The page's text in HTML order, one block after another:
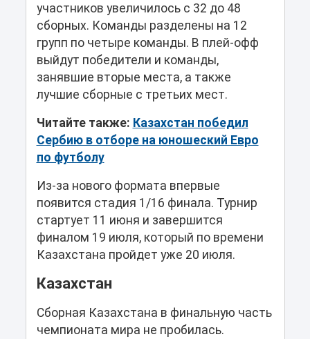
участников увеличилось с 32 до 48
сборных. Команды разделены на 12
групп по четыре команды. В плей-офф
выйдут победители и команды,
занявшие вторые места, а также
лучшие сборные с третьих мест.
Читайте также: Казахстан победил
Сербию в отборе на юношеский Евро
по футболу
Из-за нового формата впервые
появится стадия 1/16 финала. Турнир
стартует 11 июня и завершится
финалом 19 июля, который по времени
Казахстана пройдет уже 20 июля.
Казахстан
Сборная Казахстана в финальную часть
чемпионата мира не пробилась.